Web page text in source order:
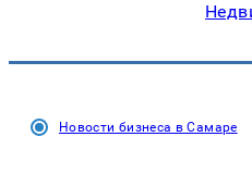
Новости бизнеса в Самаре